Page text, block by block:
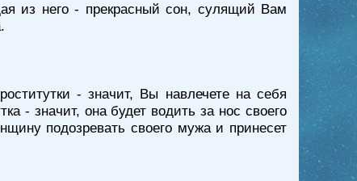
из него - прекрасный сон, сулящий Вам
- значит, Вы навлечете на себя
- значит, она будет водить за нос своего
подозревать своего мужа и принесет